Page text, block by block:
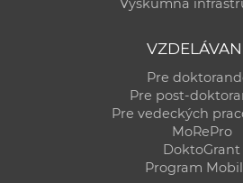
Výskumná
Pre
Pre post-
Pre vedeckých
MoRePro
DoktoGrant
Program